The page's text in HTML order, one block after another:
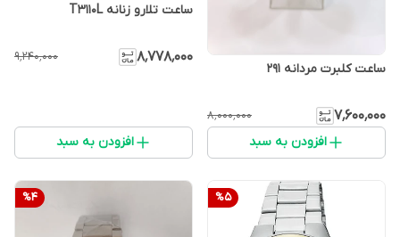
ساعت کلبرت مردانه 291
۷٬۶۰۰٬۰۰۰ ۸٬۰۰۰٬۰۰۰
افزودن به سبد
ساعت تلارو زنانه T3110L
۸٬۷۷۸٬۰۰۰ ۹٬۲۴۰٬۰۰۰
افزودن به سبد
%5
%4